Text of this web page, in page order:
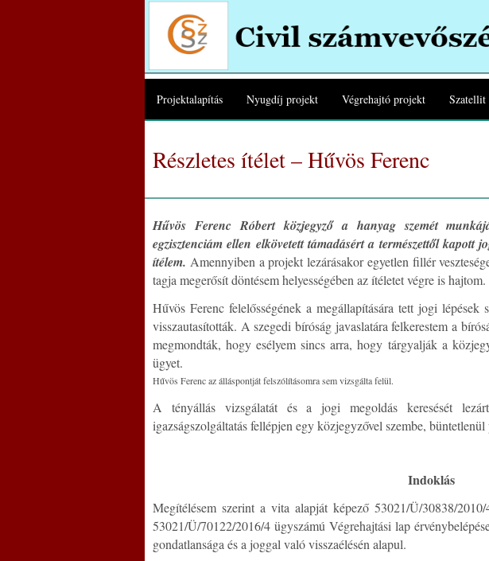
Projektalapítás Nyugdíj projekt Végrehajtó projekt Szatellit
Részletes ítélet – Hűvös Ferenc
Hűvös Ferenc Róbert közjegyző a hanyag szemét
egzisztenciám ellen elkövetett támadásért a természettől kapott
ítélem. Amennyiben a projekt lezárásakor egyetlen fillér
tagja megerősít döntésem helyességében az ítéletet végre is hajtom.
Hűvös Ferenc felelősségének a megállapítására tett jogi
visszautasították. A szegedi bíróság javaslatára felkerestem a
megmondták, hogy esélyem sincs arra, hogy tárgyalják a
ügyet.
Hűvös Ferenc az álláspontját felszólításomra sem vizsgálta felül.
A tényállás vizsgálatát és a jogi megoldás keresését
igazságszolgáltatás fellépjen egy közjegyzővel szembe,
Indoklás
Megítélésem szerint a vita alapját képező 53021/Ü/30838/
53021/Ü/70122/2016/4 ügyszámú Végrehajtási lap
gondatlansága és a joggal való visszaélésén alapul.